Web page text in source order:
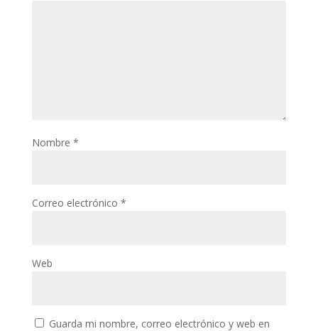
Nombre *
Correo electrónico *
Web
Guarda mi nombre, correo electrónico y web en